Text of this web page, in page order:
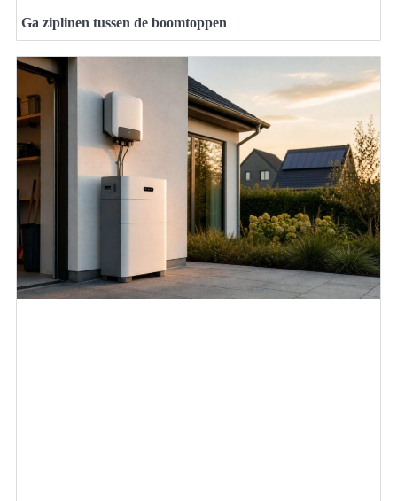
Ga ziplinen tussen de boomtoppen